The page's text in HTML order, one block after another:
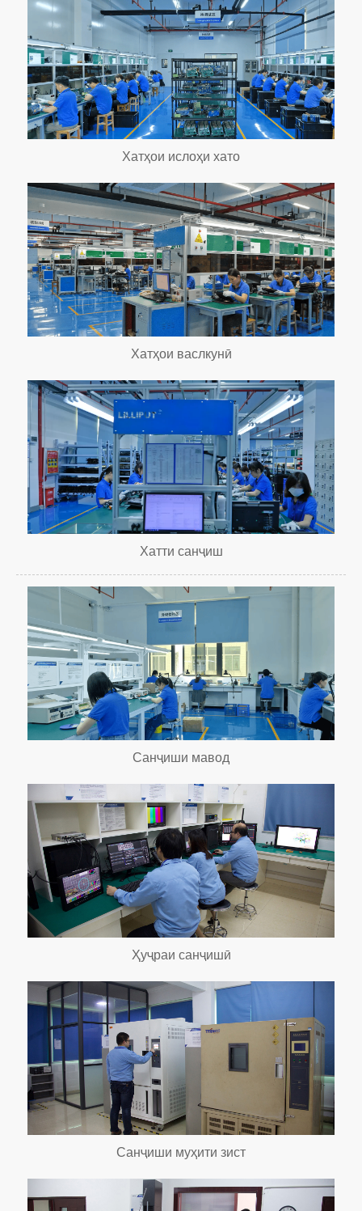
Хатҳои ислоҳи хато
Хатҳои васлкунӣ
Хатти санҷиш
Санҷиши мавод
Ҳуҷраи санҷишӣ
Санҷиши муҳити зист